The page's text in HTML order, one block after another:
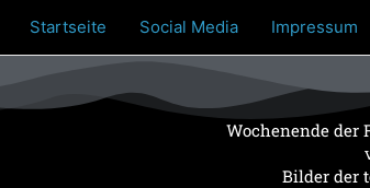
Startseite Social Media Impressum
Wochenende der
Bilder der